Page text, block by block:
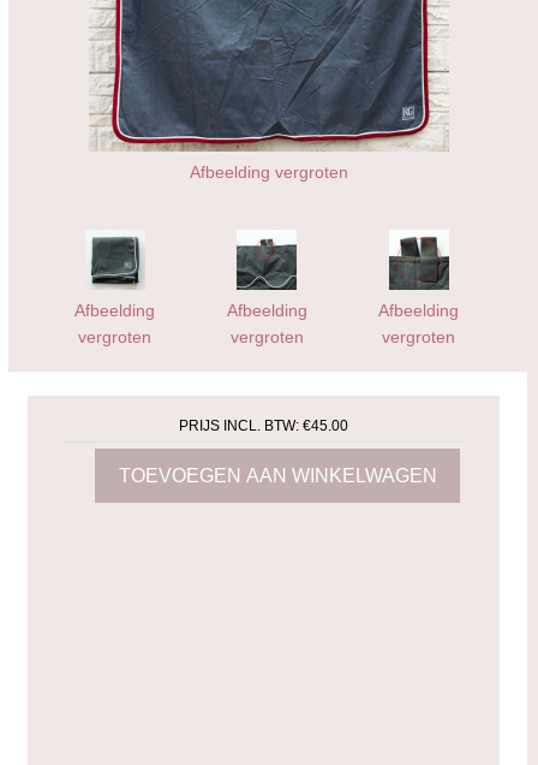
Afbeelding vergroten
Afbeelding
vergroten
Afbeelding
vergroten
Afbeelding
vergroten
PRIJS INCL. BTW:€45.00